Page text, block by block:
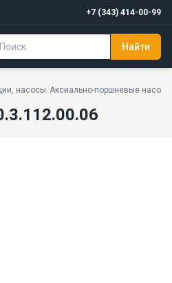
+7 (343) 414-00-99
Найти
насосы/Аксиально-поршневые